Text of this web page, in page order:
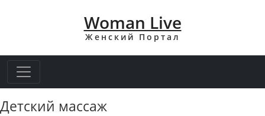
Woman Live
Женский Портал
Детский массаж